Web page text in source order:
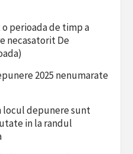
perioada de timp a
necasatorit De
2025 nenumarate
locul depunere sunt
in la randul